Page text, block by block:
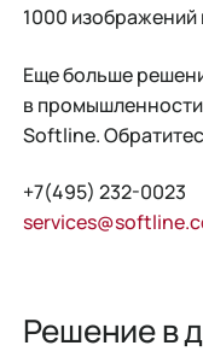
1000 изображений
Еще больше
в
Softline.
+7(495) 232-0023
Решение в